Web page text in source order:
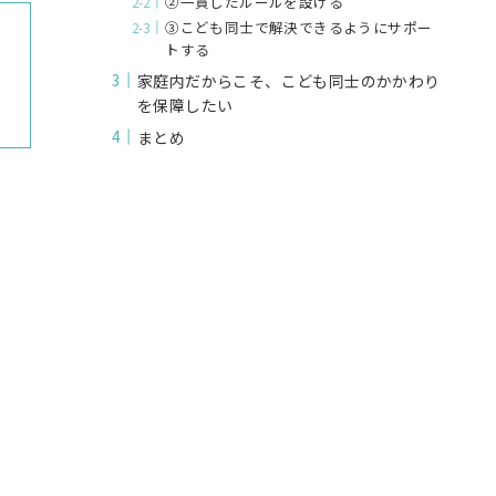
③こども同士で解決できるようにサポー
トする
家庭内だからこそ、こども同士のかかわり
を保障したい
まとめ